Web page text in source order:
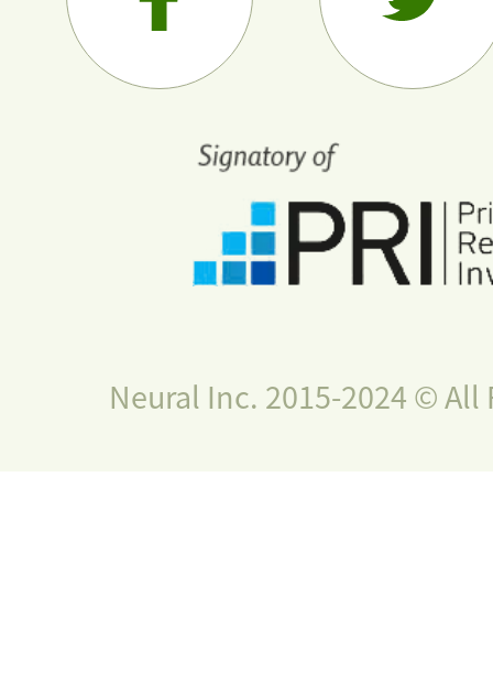
Neural Inc. 2015-2024 © All